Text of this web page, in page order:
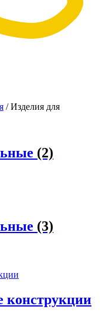
/ Изделия для
(2)
(3)
конструкции